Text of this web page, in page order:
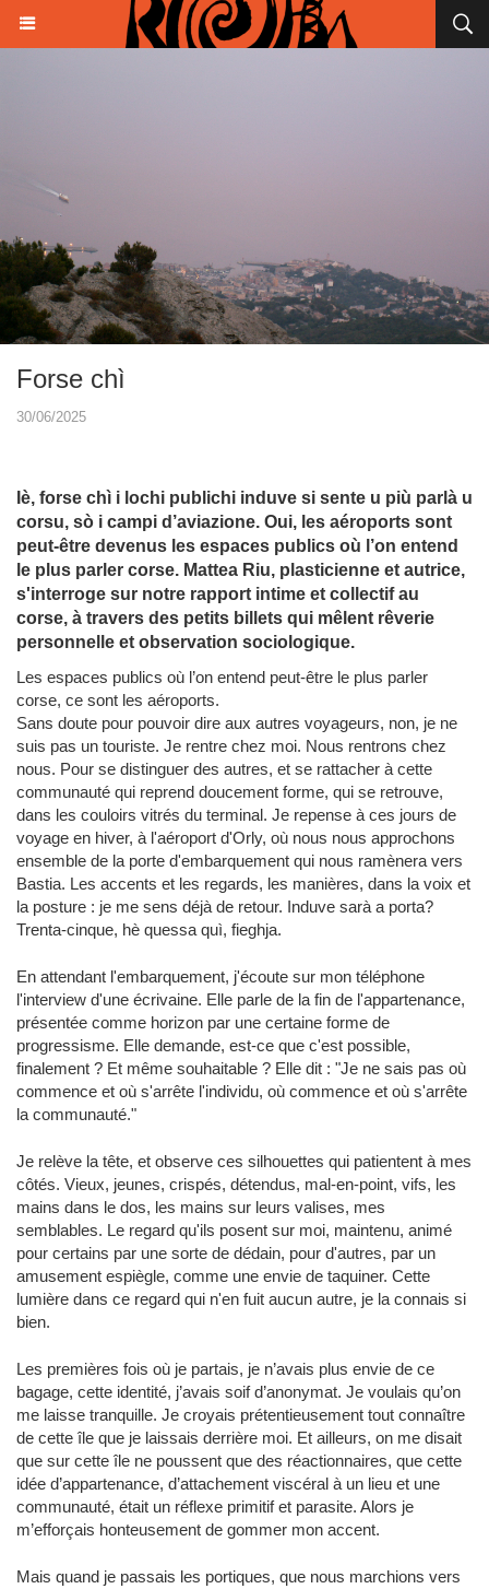
Forse chì
30/06/2025
Iè, forse chì i lochi publichi induve si sente u più parlà u
corsu, sò i campi d’aviazione. Oui, les aéroports sont
peut-être devenus les espaces publics où l’on entend
le plus parler corse. Mattea Riu, plasticienne et autrice,
s'interroge sur notre rapport intime et collectif au
corse, à travers des petits billets qui mêlent rêverie
personnelle et observation sociologique.
Les espaces publics où l’on entend peut-être le plus parler
corse, ce sont les aéroports.
Sans doute pour pouvoir dire aux autres voyageurs, non, je ne
suis pas un touriste. Je rentre chez moi. Nous rentrons chez
nous. Pour se distinguer des autres, et se rattacher à cette
communauté qui reprend doucement forme, qui se retrouve,
dans les couloirs vitrés du terminal. Je repense à ces jours de
voyage en hiver, à l'aéroport d'Orly, où nous nous approchons
ensemble de la porte d'embarquement qui nous ramènera vers
Bastia. Les accents et les regards, les manières, dans la voix et
la posture : je me sens déjà de retour. Induve sarà a porta?
Trenta-cinque, hè quessa quì, fieghja.
En attendant l'embarquement, j'écoute sur mon téléphone
l'interview d'une écrivaine. Elle parle de la fin de l'appartenance,
présentée comme horizon par une certaine forme de
progressisme. Elle demande, est-ce que c'est possible,
finalement ? Et même souhaitable ? Elle dit : "Je ne sais pas où
commence et où s'arrête l'individu, où commence et où s'arrête
la communauté."
Je relève la tête, et observe ces silhouettes qui patientent à mes
côtés. Vieux, jeunes, crispés, détendus, mal-en-point, vifs, les
mains dans le dos, les mains sur leurs valises, mes
semblables. Le regard qu'ils posent sur moi, maintenu, animé
pour certains par une sorte de dédain, pour d'autres, par un
amusement espiègle, comme une envie de taquiner. Cette
lumière dans ce regard qui n'en fuit aucun autre, je la connais si
bien.
Les premières fois où je partais, je n’avais plus envie de ce
bagage, cette identité, j’avais soif d’anonymat. Je voulais qu’on
me laisse tranquille. Je croyais prétentieusement tout connaître
de cette île que je laissais derrière moi. Et ailleurs, on me disait
que sur cette île ne poussent que des réactionnaires, que cette
idée d’appartenance, d’attachement viscéral à un lieu et une
communauté, était un réflexe primitif et parasite. Alors je
m’efforçais honteusement de gommer mon accent.
Mais quand je passais les portiques, que nous marchions vers